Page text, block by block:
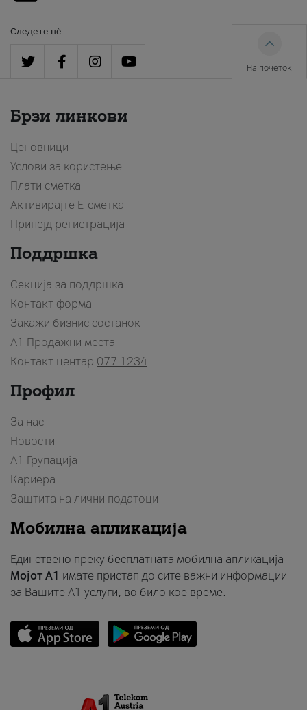
Следете нè
На почеток
Брзи линкови
Ценовници
Услови за користење
Плати сметка
Активирајте Е-сметка
Припејд регистрација
Поддршка
Секција за поддршка
Контакт форма
Закажи бизнис состанок
A1 Продажни места
Контакт центар 077 1234
Профил
За нас
Новости
А1 Групација
Кариера
Заштита на лични податоци
Мобилна апликација
Единствено преку бесплатната мобилна апликација
Мојот A1 имате пристап до сите важни информации
за Вашите A1 услуги, во било кое време.